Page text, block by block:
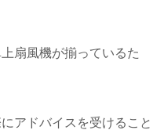
扇風機が揃っているた
アドバイスを受けること